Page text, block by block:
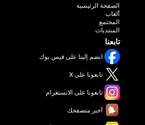
الصفحة الرئيسية
ألعاب
المجتمع
المنتديات
تابعنا
انضم إلينا على فيس بوك
تابعونا على X
تابعونا على الانستغرام
أخبر متصفحك